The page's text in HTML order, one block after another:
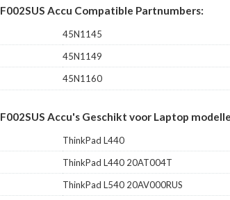
Accu Compatible Partnumbers:
45N1145
45N1149
45N1160
Accu's Geschikt voor Laptop
ThinkPad L440
ThinkPad L440 20AT004T
ThinkPad L540 20AV000RUS